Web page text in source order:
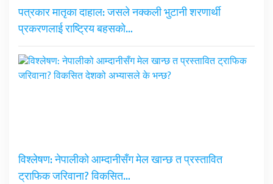
पत्रकार मातृका दाहाल: जसले नक्कली भुटानी शरणार्थी
प्रकरणलाई राष्ट्रिय बहसको…
विश्लेषण: नेपालीको आम्दानीसँग मेल खान्छ त प्रस्तावित
ट्राफिक जरिवाना? विकसित…